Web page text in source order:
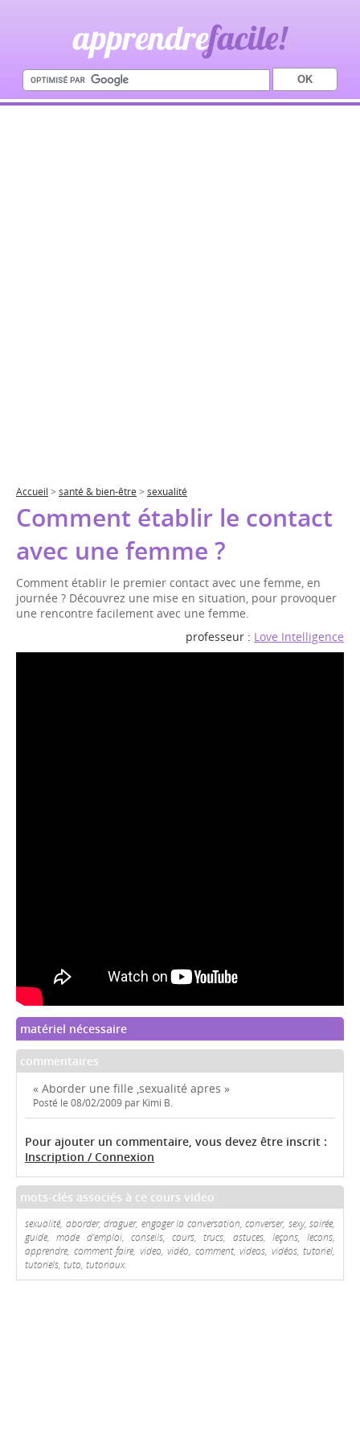
apprendrefacile!
Accueil > santé & bien-être > sexualité
Comment établir le contact
avec une femme ?
Comment établir le premier contact avec une femme, en
journée ? Découvrez une mise en situation, pour provoquer
une rencontre facilement avec une femme.
professeur : Love Intelligence
matériel nécessaire
commentaires
« Aborder une fille ,sexualité apres »
Posté le 08/02/2009 par Kimi B.
Pour ajouter un commentaire, vous devez être inscrit :
Inscription / Connexion
mots-clés associés à ce cours video
sexualité, aborder, draguer, engager la conversation, converser, sexy, soirée,
guide, mode d'emploi, conseils, cours, trucs, astuces, leçons, lecons,
apprendre, comment faire, video, vidéo, comment, videos, vidéos, tutoriel,
tutoriels, tuto, tutoriaux.